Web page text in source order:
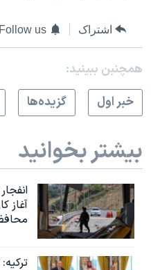
اشتراک Follow us
همچنبن ببینید:
خبر اول
گزيده‌ها
بیشتر بخوانید
آغاز